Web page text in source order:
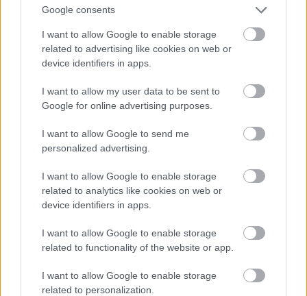
Google consents
I want to allow Google to enable storage
related to advertising like cookies on web or
device identifiers in apps.
I want to allow my user data to be sent to
Google for online advertising purposes.
I want to allow Google to send me
personalized advertising.
I want to allow Google to enable storage
related to analytics like cookies on web or
device identifiers in apps.
I want to allow Google to enable storage
related to functionality of the website or app.
I want to allow Google to enable storage
related to personalization.
A post shared by Halandri tennisclub (@halandri_tennis_club)
Πάμε προς βόρεια, εκεί όπου έξτρα δροσιά στο
Tennis Club, για μικρούς και μεγάλους
κολυμβητές. Θα τη βρεις ανοιχτή καθημερινά και
Σαββατοκύριακα, με είσοδο 15€ τις καθημερινές,
18€ το Σάββατο και 20€ την Κυριακή.
Acqua e Sole
Επτανήσου 8, Άλιμος, τηλ: 21 0984 1527